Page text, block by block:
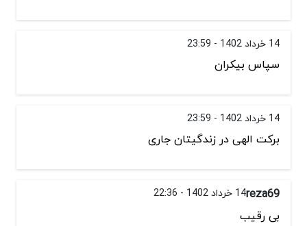
14 خرداد 1402 - 23:59
سپاس بیکران
14 خرداد 1402 - 23:59
برکت الهی در زندگیتان جاری
reza6914 خرداد 1402 - 22:36
بی رقیب